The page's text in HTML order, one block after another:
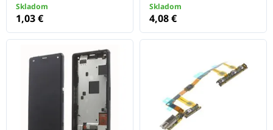
Skladom
1,03 €
Skladom
4,08 €